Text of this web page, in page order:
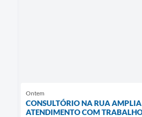
Ontem
CONSULTÓRIO NA RUA AMPLIA
ATENDIMENTO COM